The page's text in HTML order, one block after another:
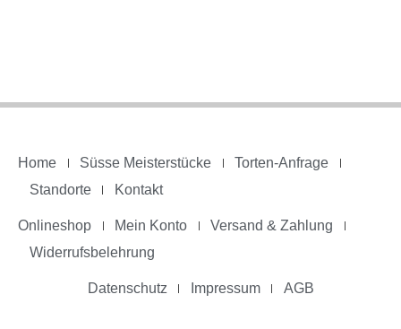
Home Süsse Meisterstücke
Torten-Anfrage
Standorte
Kontakt
Onlineshop Mein Konto
Versand & Zahlung
Widerrufsbelehrung
Datenschutz Impressum AGB